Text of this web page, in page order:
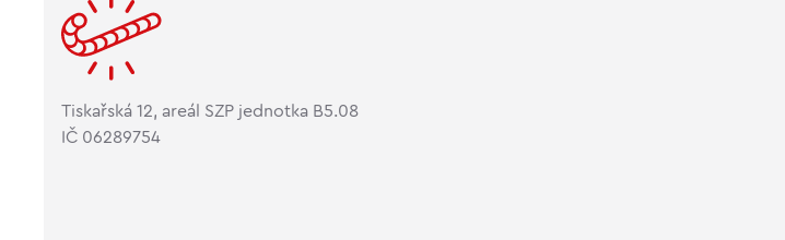
Tiskařská 12, areál SZP jednotka B5.08
IČ 06289754